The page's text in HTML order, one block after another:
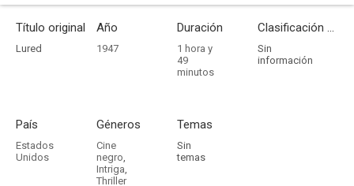
Título original
Lured
Año
1947
Duración
1 hora y
49
minutos
Clasificación por edades
Sin
información
País
Estados
Unidos
Géneros
Cine
negro,
Intriga,
Thriller
Temas
Sin
temas